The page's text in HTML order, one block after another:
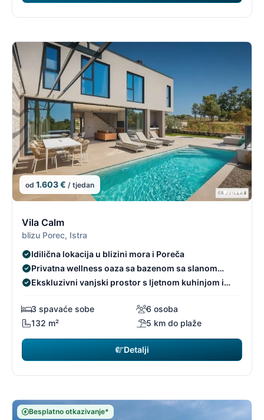
od 1.603 € / tjedan
Vila Calm
blizu Porec, Istra
Idilična lokacija u blizini mora i Poreča
Privatna wellness oaza sa bazenom sa slanom
vodom
Ekskluzivni vanjski prostor s ljetnom kuhinjom i
3 spavaće sobe
6 osoba
132 m²
5 km do plaže
Detalji
Besplatno otkazivanje*